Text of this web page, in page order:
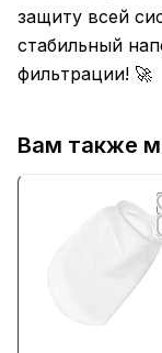
защиту всей
стабильный
фильтрации! 🚀
Вам также